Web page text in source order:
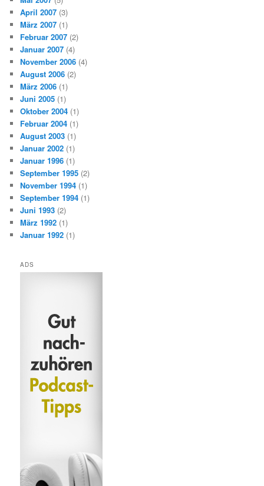
April 2007 (3)
März 2007 (1)
Februar 2007 (2)
Januar 2007 (4)
November 2006 (4)
August 2006 (2)
März 2006 (1)
Juni 2005 (1)
Oktober 2004 (1)
Februar 2004 (1)
August 2003 (1)
Januar 2002 (1)
Januar 1996 (1)
September 1995 (2)
November 1994 (1)
September 1994 (1)
Juni 1993 (2)
März 1992 (1)
Januar 1992 (1)
ADS